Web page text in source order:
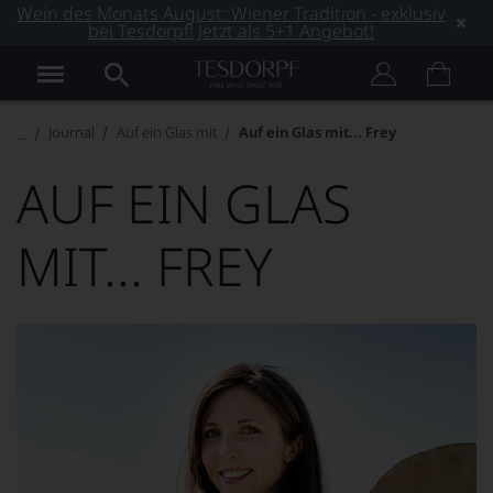
Wein des Monats August: Wiener Tradition - exklusiv
bei Tesdorpf! Jetzt als 5+1 Angebot!
Journal Auf ein Glas mit Auf ein Glas mit... Frey
AUF EIN GLAS
MIT... FREY